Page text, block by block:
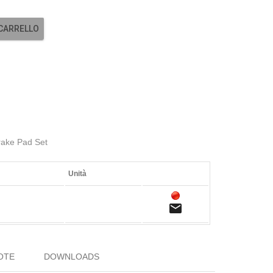
Pad Set
Unità
email
DOWNLOADS